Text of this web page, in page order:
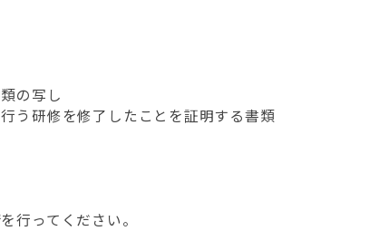
の写し
う研修を修了したことを証明する書類
行ってください。